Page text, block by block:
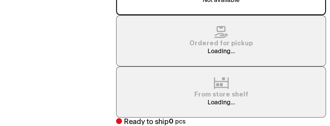
Ordered for pickup
Loading...
From store shelf
Loading...
Ready to ship0 pcs